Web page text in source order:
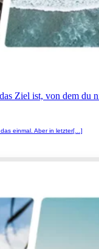
Ziel ist, von dem du
einmal. Aber in letzter[…]